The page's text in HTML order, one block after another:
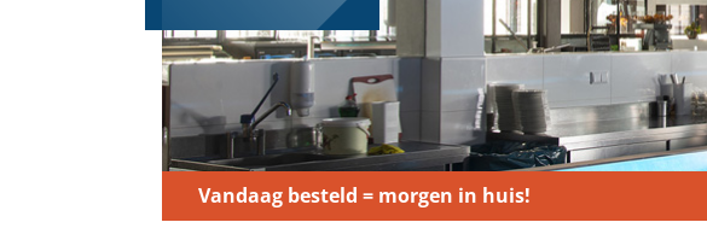
Vandaag besteld = morgen in huis!